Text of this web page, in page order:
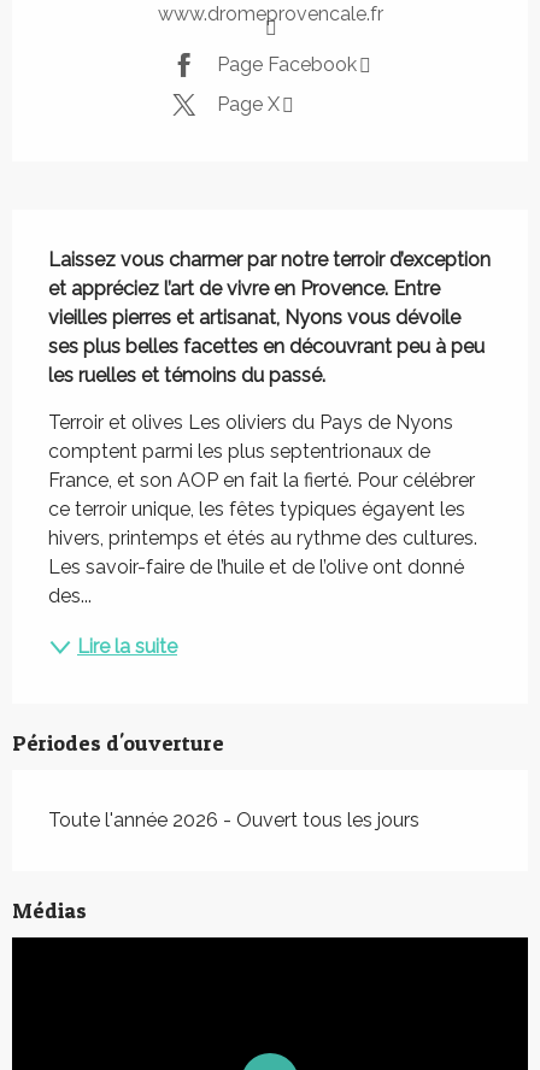
www.dromeprovencale.fr
Page Facebook
Page X
Laissez vous charmer par notre terroir d’exception
et appréciez l’art de vivre en Provence. Entre
vieilles pierres et artisanat, Nyons vous dévoile
ses plus belles facettes en découvrant peu à peu
les ruelles et témoins du passé.
Terroir et olives Les oliviers du Pays de Nyons
comptent parmi les plus septentrionaux de
France, et son AOP en fait la fierté. Pour célébrer
ce terroir unique, les fêtes typiques égayent les
hivers, printemps et étés au rythme des cultures.
Les savoir-faire de l’huile et de l’olive ont donné
des...
Lire la suite
Périodes d'ouverture
Toute l'année 2026 - Ouvert tous les jours
Médias